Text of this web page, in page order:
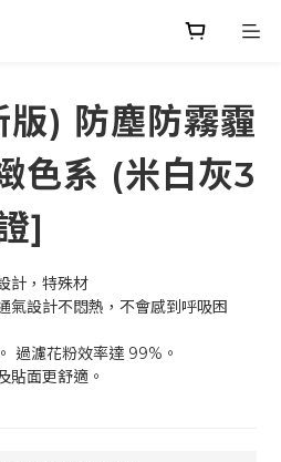
) 防塵防霧霾
色系 (米白灰3
]
計，特殊材
氣設計不悶熱，不會感到呼吸困
過濾花粉效率達 99%。
貼面更舒適。